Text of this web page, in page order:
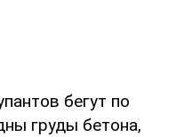
бегут по
груды бетона,